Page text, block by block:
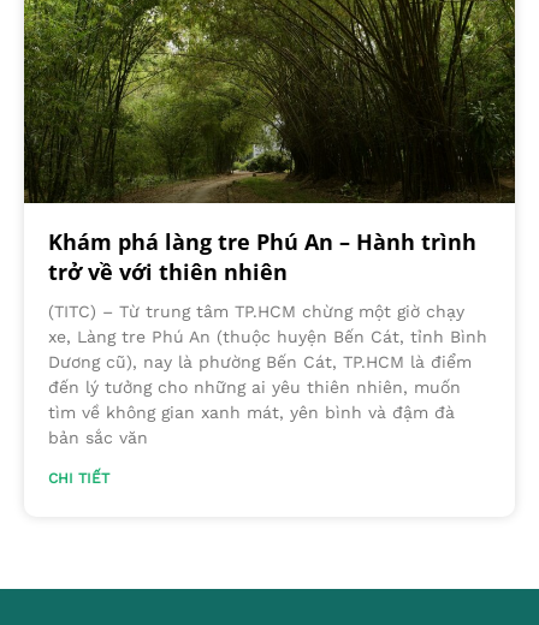
Khám phá làng tre Phú An – Hành trình
trở về với thiên nhiên
(TITC) – Từ trung tâm TP.HCM chừng một giờ chạy
xe, Làng tre Phú An (thuộc huyện Bến Cát, tỉnh Bình
Dương cũ), nay là phường Bến Cát, TP.HCM là điểm
đến lý tưởng cho những ai yêu thiên nhiên, muốn
tìm về không gian xanh mát, yên bình và đậm đà
bản sắc văn
CHI TIẾT